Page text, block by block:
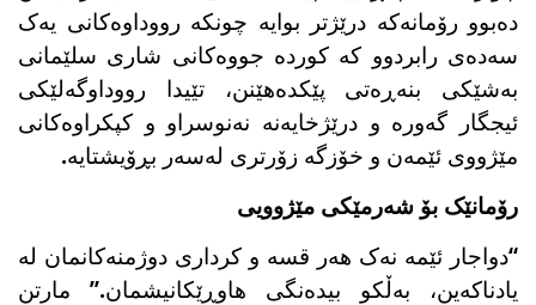
دەبوو رۆمانەکە درێژتر بوایە چونکە رووداوەکانی یەک
سەدەی رابردوو کە کوردە جووەکانی شاری سلێمانی
بەشێکی بنەڕەتی پێکدەهێنن، تێیدا رووداوگەلێکی
ئیجگار گەورە و درێژخایەنە نەنوسراو و کپکراوەکانی
مێژووی ئێمەن و خۆزگە زۆرتری لەسەر بڕۆیشتایە.
رۆمانێک بۆ شەرمێکی مێژوویی
“دواجار ئێمە نەک هەر قسە و کرداری دوژمنەکانمان لە
یادناکەین، بەڵکو بیدەنگی هاوڕێکانیشمان.” مارتن